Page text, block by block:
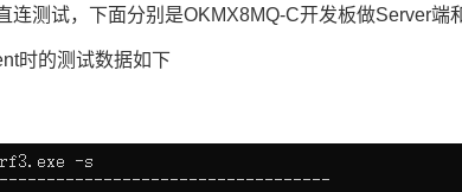
连测试，下面分别是OKMX8MQ-C开发板做Server端
时的测试数据如下